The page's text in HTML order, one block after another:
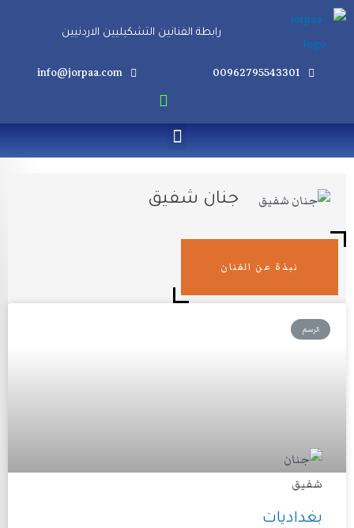
تخطي
رابطة الفنانين التشكيليين الاردنيين
00962795543301
info@jorpaa.com
Menu
جنان شفيق
نبذة عن الفنان
الرسم
بغداديات